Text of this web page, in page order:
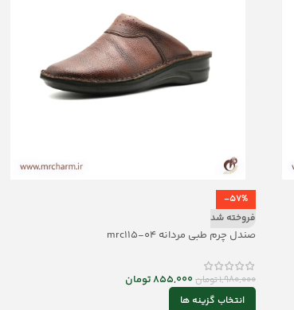
-57%
فروخته شد
صندل چرم طبی مردانه mrc115-04
1,980,000تومان855,000تومان
انتخاب گزینه ها